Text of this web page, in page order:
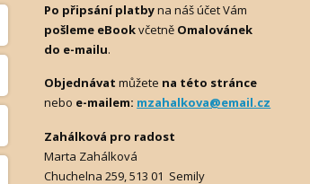
Po připsání platbyna náš účet Vám
pošleme eBookvčetně Omalovánek
do e-mailu.
Objednávat můžete na této stránce
nebo e-mailem: mzahalkova@email.cz
Zahálková pro radost
Marta Zahálková
Chuchelna 259, 513 01 Semily